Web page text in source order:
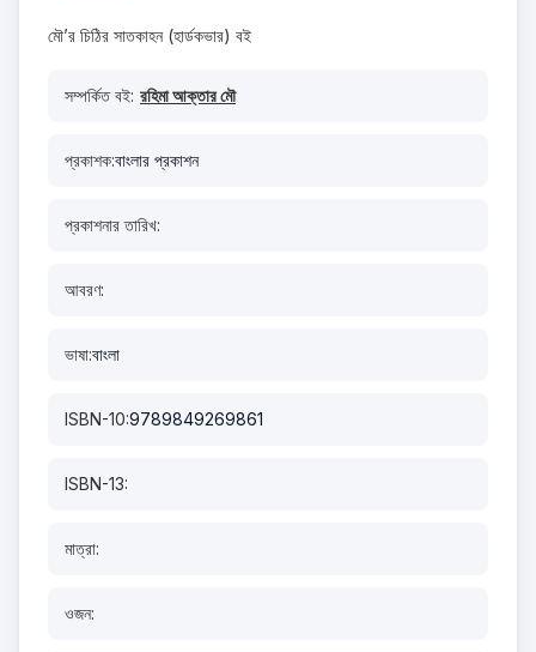
মৌ’র চিঠির সাতকাহন (হার্ডকভার) বই
সম্পর্কিত বই: রহিমা আক্তার মৌ
প্রকাশক:বাংলার প্রকাশন
প্রকাশনার তারিখ:
আবরণ:
ভাষা:বাংলা
ISBN-10:9789849269861
ISBN-13:
মাত্রা:
ওজন: